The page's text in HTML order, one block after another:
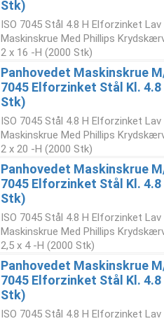
Stk)
ISO 7045 Stål 4.8 H Elforzinket
Maskinskrue Med Phillips
2 x 16 -H (2000 Stk)
Panhovedet Maskinskrue
7045 Elforzinket Stål Kl. 4.8
Stk)
ISO 7045 Stål 4.8 H Elforzinket
Maskinskrue Med Phillips
2 x 20 -H (2000 Stk)
Panhovedet Maskinskrue
7045 Elforzinket Stål Kl. 4.8
Stk)
ISO 7045 Stål 4.8 H Elforzinket
Maskinskrue Med Phillips
2,5 x 4 -H (2000 Stk)
Panhovedet Maskinskrue
7045 Elforzinket Stål Kl. 4.8
Stk)
ISO 7045 Stål 4.8 H Elforzinket